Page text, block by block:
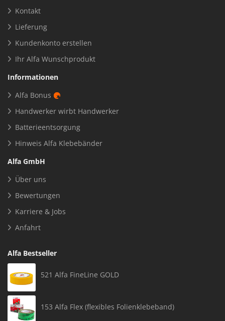
Kontakt
Lieferung
Kundenkonto erstellen
Ihr Alfa Wunschprodukt
Informationen
Alfa Bonus
Handwerker wirbt Handwerker
Batterieentsorgung
Hinweis Alfa Klebebänder
Alfa GmbH
Über uns
Bewertungen
Karriere & Jobs
Anfahrt
Alfa Bestseller
521 Alfa FineLine GOLD
153 Alfa Flex (flexibles Folienklebeband)